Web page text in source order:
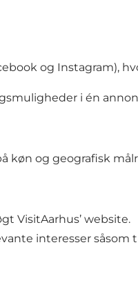
og Instagram),
i én
køn og geografisk
VisitAarhus’ website.
interesser såsom